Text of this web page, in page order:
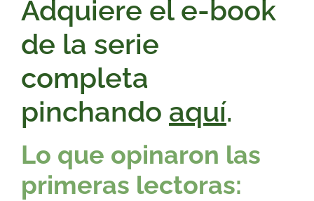
Adquiere el e-book
de la serie
completa
pinchando aquí.
Lo que opinaron las
primeras lectoras: